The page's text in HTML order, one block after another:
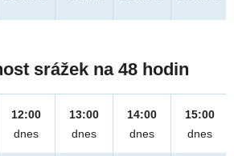
srážek na 48 hodin
12:00
dnes
13:00
dnes
14:00
dnes
15:00
dnes